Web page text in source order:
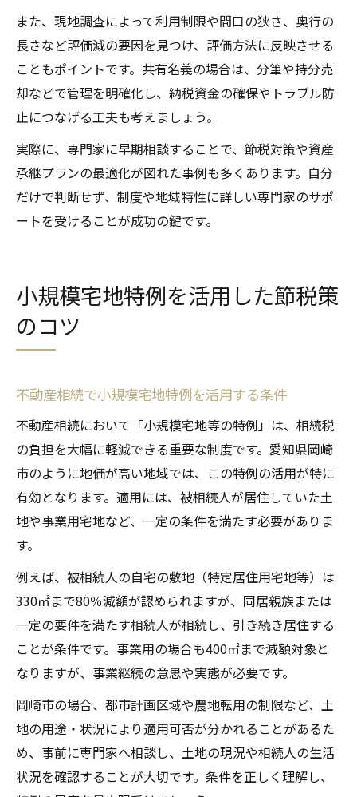
また、現地調査によって利用制限や間口の狭さ、奥行の
長さなど評価減の要因を見つけ、評価方法に反映させる
こともポイントです。共有名義の場合は、分筆や持分売
却などで管理を明確化し、納税資金の確保やトラブル防
止につなげる工夫も考えましょう。
実際に、専門家に早期相談することで、節税対策や資産
承継プランの最適化が図れた事例も多くあります。自分
だけで判断せず、制度や地域特性に詳しい専門家のサポ
ートを受けることが成功の鍵です。
小規模宅地特例を活用した節税策
のコツ
不動産相続で小規模宅地特例を活用する条件
不動産相続において「小規模宅地等の特例」は、相続税
の負担を大幅に軽減できる重要な制度です。愛知県岡崎
市のように地価が高い地域では、この特例の活用が特に
有効となります。適用には、被相続人が居住していた土
地や事業用宅地など、一定の条件を満たす必要がありま
す。
例えば、被相続人の自宅の敷地（特定居住用宅地等）は
330㎡まで80％減額が認められますが、同居親族または
一定の要件を満たす相続人が相続し、引き続き居住する
ことが条件です。事業用の場合も400㎡まで減額対象と
なりますが、事業継続の意思や実態が必要です。
岡崎市の場合、都市計画区域や農地転用の制限など、土
地の用途・状況により適用可否が分かれることがあるた
め、事前に専門家へ相談し、土地の現況や相続人の生活
状況を確認することが大切です。条件を正しく理解し、